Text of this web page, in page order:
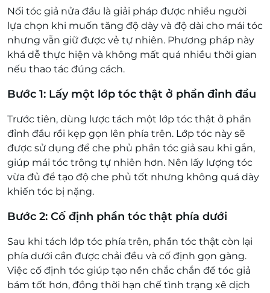
Nối tóc giả nửa đầu là giải pháp được nhiều người
lựa chọn khi muốn tăng độ dày và độ dài cho mái tóc
nhưng vẫn giữ được vẻ tự nhiên. Phương pháp này
khá dễ thực hiện và không mất quá nhiều thời gian
nếu thao tác đúng cách.
Bước 1: Lấy một lớp tóc thật ở phần đỉnh đầu
Trước tiên, dùng lược tách một lớp tóc thật ở phần
đỉnh đầu rồi kẹp gọn lên phía trên. Lớp tóc này sẽ
được sử dụng để che phủ phần tóc giả sau khi gắn,
giúp mái tóc trông tự nhiên hơn. Nên lấy lượng tóc
vừa đủ để tạo độ che phủ tốt nhưng không quá dày
khiến tóc bị nặng.
Bước 2: Cố định phần tóc thật phía dưới
Sau khi tách lớp tóc phía trên, phần tóc thật còn lại
phía dưới cần được chải đều và cố định gọn gàng.
Việc cố định tóc giúp tạo nền chắc chắn để tóc giả
bám tốt hơn, đồng thời hạn chế tình trạng xê dịch